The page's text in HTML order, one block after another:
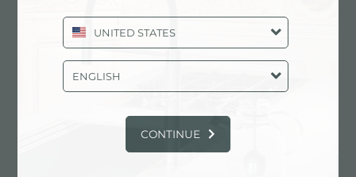
UNITED STATES
ENGLISH
CONTINUE